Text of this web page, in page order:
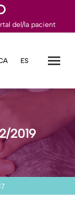
del/la pacient
ES
2019